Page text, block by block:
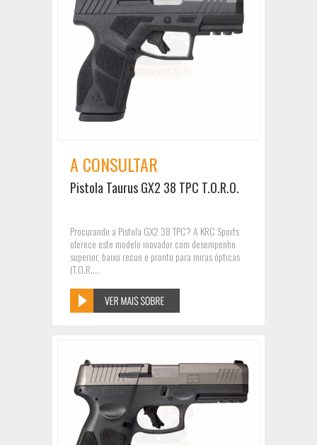
A CONSULTAR
Pistola Taurus GX2 38 TPC T.O.R.O.
Procurando a Pistola GX2 38 TPC? A KRC Sports
oferece este modelo inovador com desempenho
superior, baixo recuo e pronto para miras ópticas
(T.O.R....